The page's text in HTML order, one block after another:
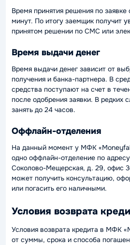
Время принятия решения по заявке
минут. По итогу заемщик получит
принятом решении по СМС или
Время выдачи денег
Время выдачи денег зависит от
получения и банка-партнера. В
средства поступают на счет в
после одобрения заявки. В редких
занять до 24 часов.
Оффлайн-отделения
На данный момент у МФК
одно оффлайн-отделение по
Соколово-Мещерская, д. 29, офис
может получить консультацию,
или погасить его наличными.
Условия возврата
Условия возврата кредита в МФК
от суммы, срока и способа